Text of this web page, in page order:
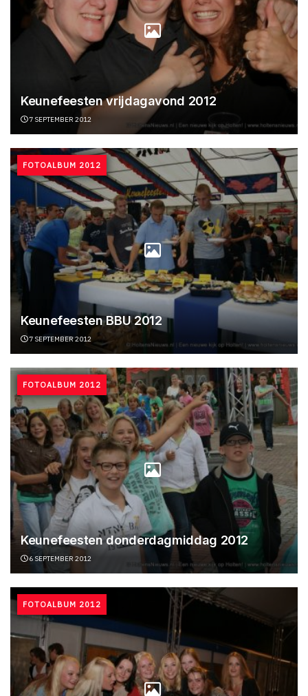
Keunefeesten vrijdagavond 2012
7 SEPTEMBER 2012
FOTOALBUM 2012
Keunefeesten BBU 2012
7 SEPTEMBER 2012
FOTOALBUM 2012
Keunefeesten donderdagmiddag 2012
6 SEPTEMBER 2012
FOTOALBUM 2012